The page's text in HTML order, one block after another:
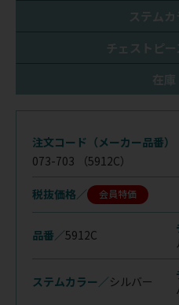
ステムカ
チェストピ
在庫
注文コード（メーカー品番）
073-703 （5912C）
税抜価格 会員特価
品番／5912C
ステムカラー／シルバー